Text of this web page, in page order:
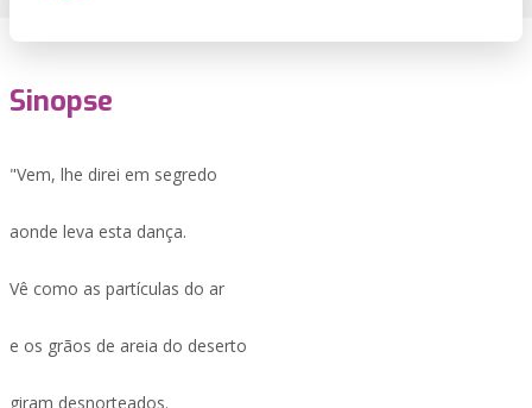
Sinopse
"Vem, lhe direi em segredo
aonde leva esta dança.
Vê como as partículas do ar
e os grãos de areia do deserto
giram desnorteados.